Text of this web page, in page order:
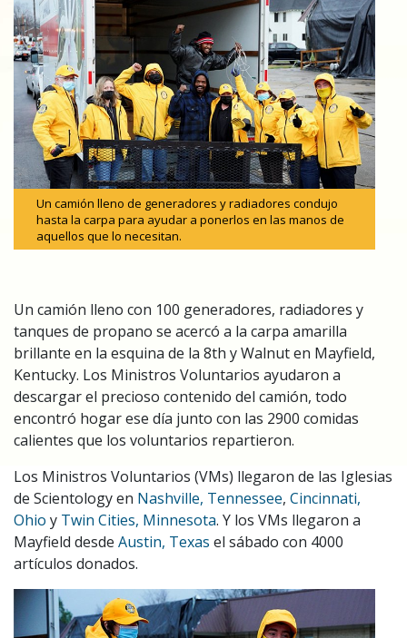
Un camión lleno de generadores y radiadores condujo
hasta la carpa para ayudar a ponerlos en las manos de
aquellos que lo necesitan.
Un camión lleno con 100 generadores, radiadores y
tanques de propano se acercó a la carpa amarilla
brillante en la esquina de la 8th y Walnut en Mayfield,
Kentucky. Los Ministros Voluntarios ayudaron a
descargar el precioso contenido del camión, todo
encontró hogar ese día junto con las 2900 comidas
calientes que los voluntarios repartieron.
Los Ministros Voluntarios (VMs) llegaron de las Iglesias
de Scientology en Nashville, Tennessee, Cincinnati,
Ohio y Twin Cities, Minnesota. Y los VMs llegaron a
Mayfield desde Austin, Texas el sábado con 4000
artículos donados.